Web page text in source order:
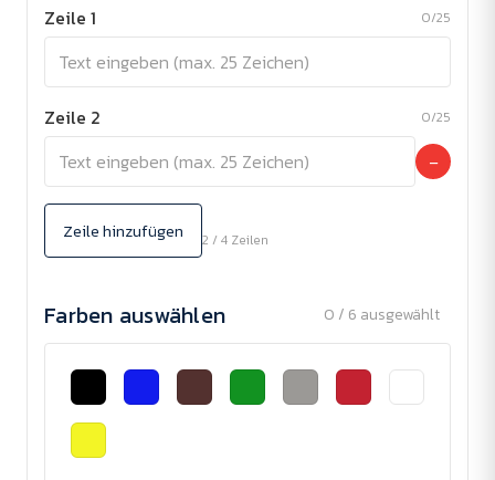
Zeile 1 0/25
Zeile 2 0/25
−
Zeile hinzufügen 2 / 4 Zeilen
Farben auswählen 0 / 6 ausgewählt